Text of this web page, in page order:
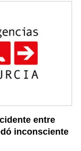
entre
inconsciente